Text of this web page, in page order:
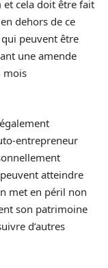
et cela doit être fait
dehors de ce
peuvent être
une amende
mois
entrepreneur
atteindre
met en péril non
son patrimoine
d’autres